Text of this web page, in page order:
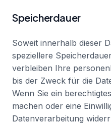
Speicherdauer
Soweit innerhalb dieser
speziellere
verbleiben Ihre
bis der Zweck für die
Wenn Sie ein
machen oder eine
Datenverarbeitung